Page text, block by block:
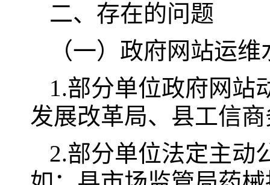
二、存在的问题
（一）政府网站运
1.部分单位政府网站
发展改革局、县工信
2.部分单位法定主动